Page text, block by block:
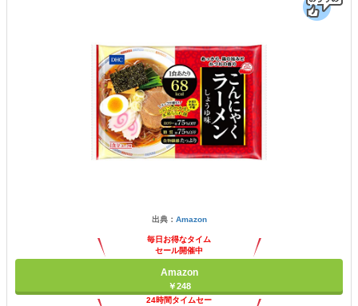
出典： Amazon
毎日お得なタイム
セール開催中
Amazon
￥248
24時間タイムセー